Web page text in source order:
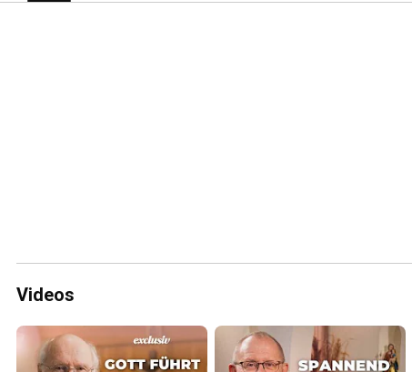
Videos